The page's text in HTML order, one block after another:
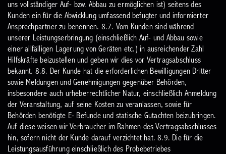
uns vollständiger Auf- bzw. Abbau zu ermöglichen ist) seitens des
Kunden ein für die Abwicklung umfassend befugter und informierter
Ansprechpartner zu benennen. 8.7. Vom Kunden sind während
unserer Leistungserbringung (einschließlich Auf- und Abbau sowie
einer allfälligen Lagerung von Geräten etc.) in ausreichender Zahl
Hilfskräfte beizustellen und geben wir dies vor Vertragsabschluss
bekannt. 8.8. Der Kunde hat die erforderlichen Bewilligungen Dritter
sowie Meldungen und Genehmigungen gegenüber Behörden,
insbesondere auch urheberrechtlicher Natur, einschließlich Anmeldung
der Veranstaltung, auf seine Kosten zu veranlassen, sowie für
Behörden benötigte E- Befunde und statische Gutachten beizubringen.
Auf diese weisen wir Verbraucher im Rahmen des Vertragsabschlusses
hin, sofern nicht der Kunde darauf verzichtet hat. 8.9. Die für die
Leistungsausführung einschließlich des Probebetriebes